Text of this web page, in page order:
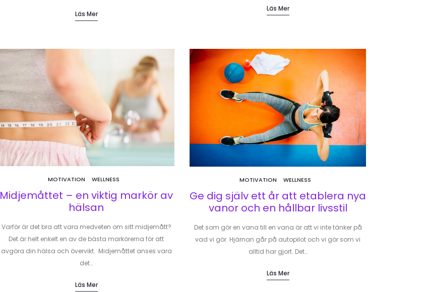
Läs Mer
Läs Mer
MOTIVATION WELLNESS
Midjemåttet – en viktig markör av
hälsan
Varför är det bra att vara medveten om sitt midjemått?
Det är helt enkelt en av de bästa markörerna för att
avgöra din hälsa och övervikt. Midjemåttet anses vara
det…
Läs Mer
MOTIVATION WELLNESS
Ge dig själv ett år att etablera nya
vanor och en hållbar livsstil
Det som gör en vana till en vana är att vi inte tänker på
vad vi gör. Hjärnan går på autopilot och vi gör som vi
alltid har gjort. Det…
Läs Mer